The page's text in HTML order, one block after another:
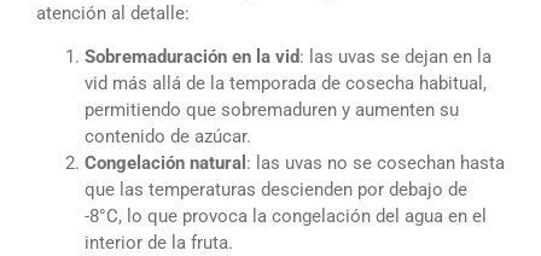
atención al detalle:
Sobremaduración en la vid: las uvas se dejan en la
vid más allá de la temporada de cosecha habitual,
permitiendo que sobremaduren y aumenten su
contenido de azúcar.
Congelación natural : las uvas no se cosechan hasta
que las temperaturas descienden por debajo de
-8°C, lo que provoca la congelación del agua en el
interior de la fruta.